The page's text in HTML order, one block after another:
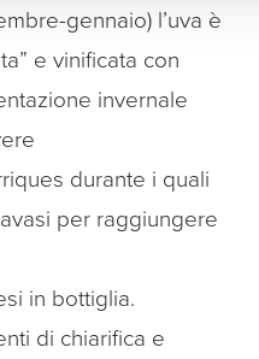
gennaio) l’uva è
e vinificata con
invernale
durante i quali
per raggiungere
in bottiglia.
di chiarifica e